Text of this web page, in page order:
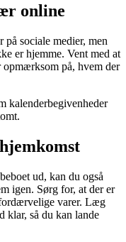
online
sociale medier, men
er hjemme. Vent med at
på, hvem der
kalenderbegivenheder
ud, kan du også
igen. Sørg for, at der er
varer. Læg
klar, så du kan lande